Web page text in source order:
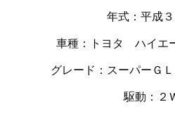
年式：平成
車種：トヨタ ハイエ
グレード：スーパーＧ
駆動：２